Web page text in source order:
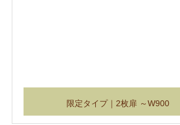
限定タイプ｜2枚扉 ～W900